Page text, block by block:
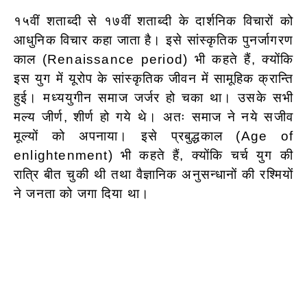
१५वीं शताब्दी से १७वीं शताब्दी के दार्शनिक विचारों को
आधुनिक विचार कहा जाता है। इसे सांस्कृतिक पुनर्जागरण
काल (Renaissance period) भी कहते हैं, क्योंकि
इस युग में यूरोप के सांस्कृतिक जीवन में सामूहिक क्रान्ति
हुई। मध्ययुगीन समाज जर्जर हो चका था। उसके सभी
मल्य जीर्ण, शीर्ण हो गये थे। अतः समाज ने नये सजीव
मूल्यों को अपनाया। इसे प्रबुद्धकाल (Age of
enlightenment) भी कहते हैं, क्योंकि चर्च युग की
रात्रि बीत चुकी थी तथा वैज्ञानिक अनुसन्धानों की रश्मियों
ने जनता को जगा दिया था।